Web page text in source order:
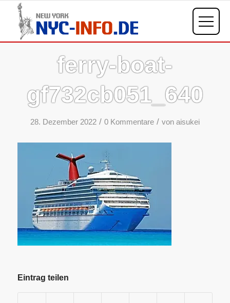
ferry-boat-
gf732cb051_640
28. Dezember 2022 / 0 Kommentare / von aisukei
Eintrag teilen